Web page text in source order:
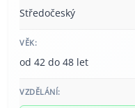
Středočeský
VĚK:
od 42 do 48 let
VZDĚLÁNÍ: